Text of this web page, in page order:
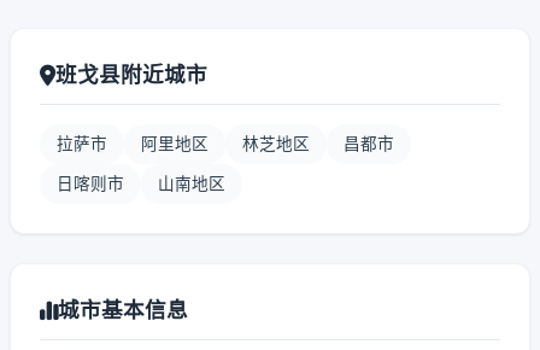
班戈县附近城市
拉萨市 阿里地区 林芝地区 昌都市
日喀则市 山南地区
城市基本信息